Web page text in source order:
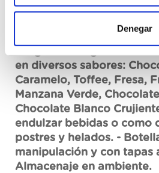
Denegar
personal en la decoración
postres. Su formato es en
profesional, permitiendo
en diversos sabores:
Caramelo, Toffee, Fresa,
Manzana Verde,
Chocolate Blanco
endulzar bebidas o como
postres y helados. -
manipulación y con tapas
Almacenaje en ambiente.